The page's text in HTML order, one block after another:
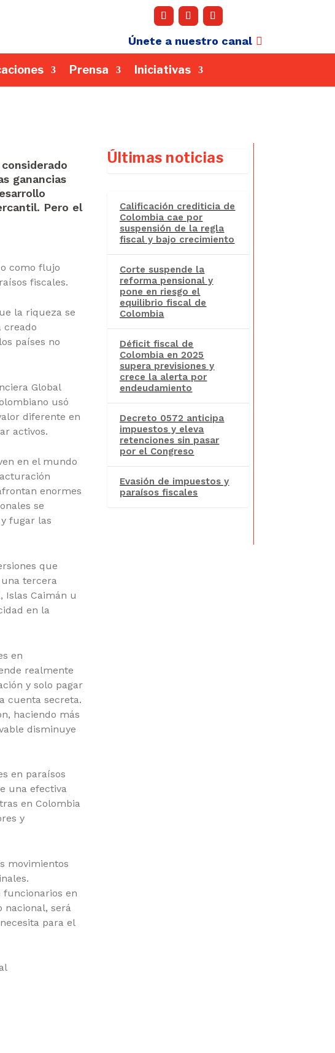
Únete a nuestro canal
Prensa Iniciativas
ganancias
Pero el
como flujo
fiscales.
la riqueza se
creado
países no
Global
usó
diferente en
activos.
en el mundo
enormes
se
fugar las
que
una tercera
Islas Caimán u
en la
en
realmente
y solo pagar
cuenta secreta.
haciendo más
disminuye
en paraísos
una efectiva
en Colombia
y
movimientos
en
nacional, será
para el
Últimas noticias
Calificación crediticia de
Colombia cae por
suspensión de la regla
fiscal y bajo crecimiento
Corte suspende la
reforma pensional y
pone en riesgo el
equilibrio fiscal de
Colombia
Déficit fiscal de
Colombia en 2025
supera previsiones y
crece la alerta por
endeudamiento
Decreto 0572 anticipa
impuestos y eleva
retenciones sin pasar
por el Congreso
Evasión de impuestos y
paraísos fiscales